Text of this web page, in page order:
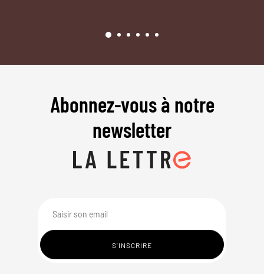
Abonnez-vous à notre
newsletter